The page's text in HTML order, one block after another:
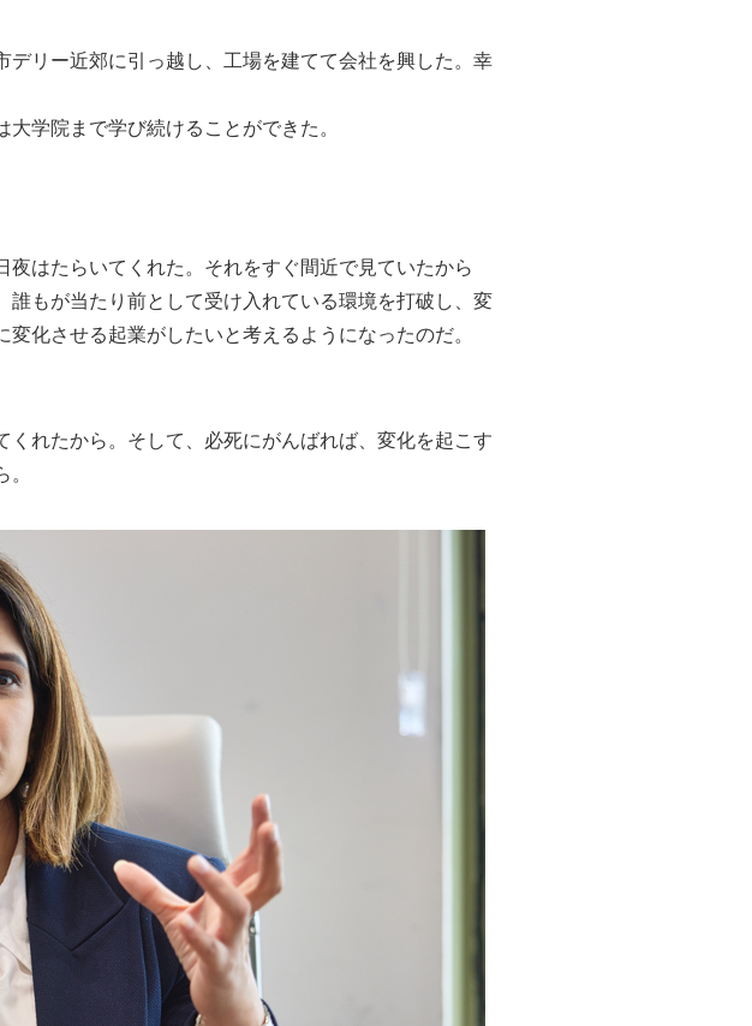
リー近郊に引っ越し、工場を建てて会社を興した。幸
学院まで学び続けることができた。
はたらいてくれた。それをすぐ間近で見ていたから
誰もが当たり前として受け入れている環境を打破し、変
化させる起業がしたいと考えるようになったのだ。
れたから。そして、必死にがんばれば、変化を起こす